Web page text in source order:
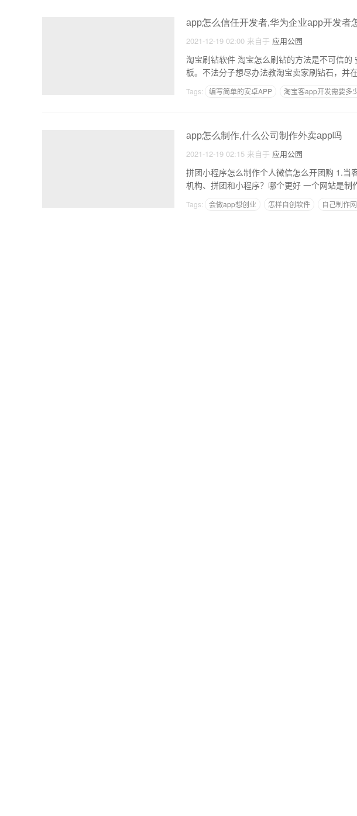
app怎么信任开发者,华为企业app开发者
2021-12-19 02:00 来自于 应用公园
淘宝刷钻软件 淘宝怎么刷钻的方法是不可信的 安全专题随着电商的快速发展，很多网友在淘宝开店做自己的老
板。不法分子想尽办法教淘宝卖家刷钻石，并
Tags: 编写简单的安卓APP 淘宝客app开发需要多
app怎么制作,什么公司制作外卖app吗
2021-12-19 02:15 来自于 应用公园
拼团小程序怎么制作个人微信怎么开团购 1.当客
机构、拼团和小程序
Tags: 会做app想创业 怎样自创软件 自己制作